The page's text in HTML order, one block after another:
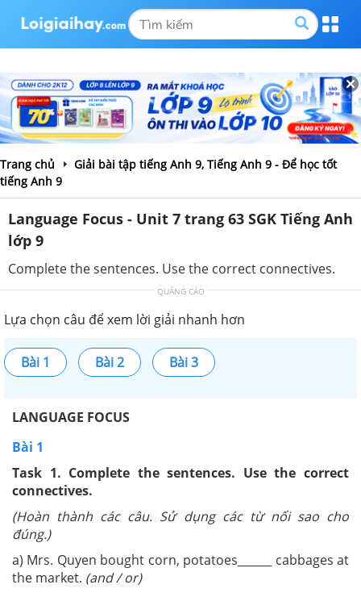
Trang chủ
Giải bài tập tiếng Anh 9, Tiếng Anh 9 - Để học tốt
tiếng Anh 9
Language Focus - Unit 7 trang 63 SGK Tiếng Anh
lớp 9
Complete the sentences. Use the correct connectives.
QUẢNG CÁO
Lựa chọn câu để xem lời giải nhanh hơn
Bài 1 Bài 2 Bài 3
LANGUAGE FOCUS
Bài 1
Task 1. Complete the sentences. Use the correct
connectives.
(Hoàn thành các câu. Sử dụng các từ nối sao cho
đúng.)
a) Mrs. Quyen bought corn, potatoes______ cabbages at
the market. (and / or)